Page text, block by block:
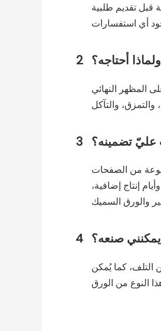
قبل تقديم طلبية
2 أحتاجه؟
المظهر النهائي
3 عليّ تضمينه؟
من الصفحات
إنتاج إضافية،
4 صنعه؟
التلف، كما يُمكن